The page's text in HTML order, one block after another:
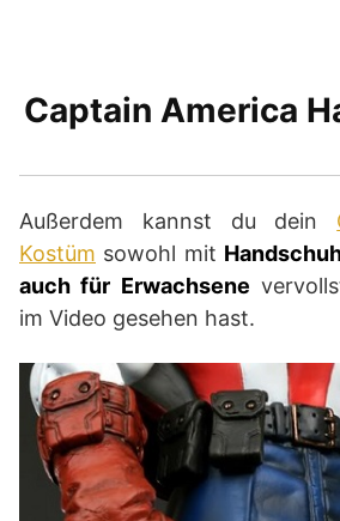
Captain America
Außerdem kannst du dein
Kostüm sowohl mit
auch für Erwachsene
im Video gesehen hast.